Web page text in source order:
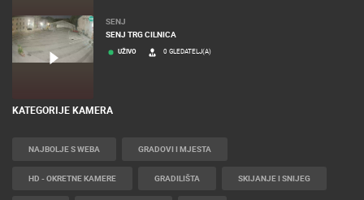
SENJ
SENJ TRG CILNICA
UŽIVO 0 GLEDATELJ(A)
KATEGORIJE KAMERA
NAJBOLJE S WEBA GRADOVI I MJESTA
HD - OKRETNE KAMERE GRADILIŠTA SKIJANJE I SNIJEG